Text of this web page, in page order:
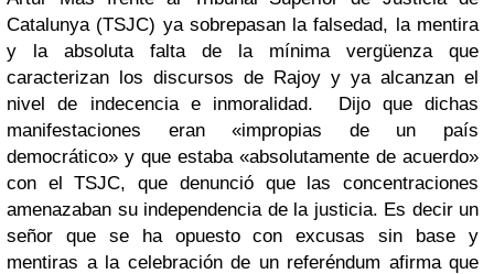
Catalunya (TSJC) ya sobrepasan la falsedad, la mentira
y la absoluta falta de la mínima vergüenza que
caracterizan los discursos de Rajoy y ya alcanzan el
nivel de indecencia e inmoralidad. Dijo que dichas
manifestaciones eran «impropias de un país
democrático» y que estaba «absolutamente de acuerdo»
con el TSJC, que denunció que las concentraciones
amenazaban su independencia de la justicia. Es decir un
señor que se ha opuesto con excusas sin base y
mentiras a la celebración de un referéndum afirma que